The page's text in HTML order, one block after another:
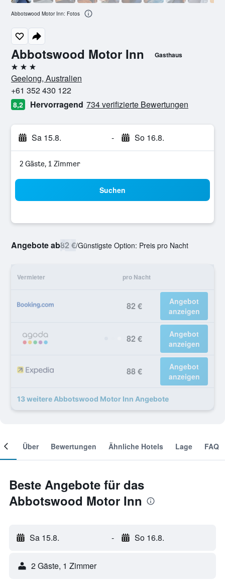
Abbotswood Motor Inn Gasthaus
3 Sterne
Geelong, Australien
+61 352 430 122
8,2 Hervorragend 734 verifizierte Bewertungen
Sa 15.8. - So 16.8.
2 Gäste, 1 Zimmer
Suchen
Angebote ab82 €/Günstigste Option: Preis pro Nacht
Vermieter pro Nacht
82 €
Angebot
anzeigen
82 €
Angebot
anzeigen
88 €
Angebot
anzeigen
13 weitere Abbotswood Motor Inn Angebote
Abbotswood Motor Inn: Fotos
Über Bewertungen Ähnliche Hotels Lage FAQ
Beste Angebote für das
Abbotswood Motor Inn
Sa 15.8. - So 16.8.
2 Gäste, 1 Zimmer